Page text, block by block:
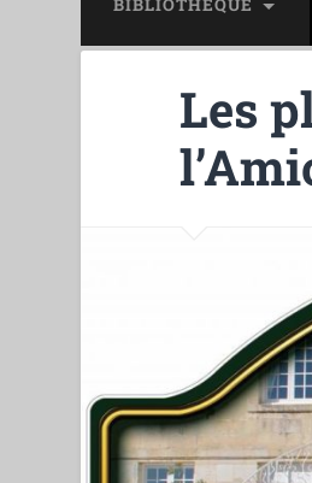
BIBLIOTHÈQUE
Les